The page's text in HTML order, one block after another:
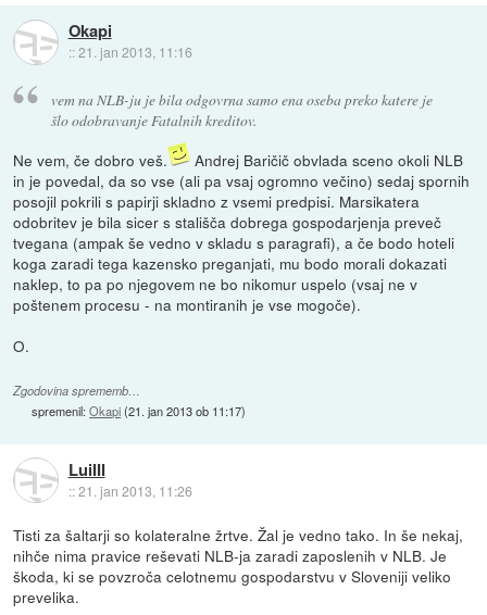
Okapi
::21. jan 2013, 11:16
vem na NLB-ju je bila odgovrna samo ena oseba preko katere je
šlo odobravanje Fatalnih kreditov.
Ne vem, če dobro veš.
Andrej Baričič obvlada sceno okoli NLB
in je povedal, da so vse (ali pa vsaj ogromno večino) sedaj spornih
posojil pokrili s papirji skladno z vsemi predpisi. Marsikatera
odobritev je bila sicer s stališča dobrega gospodarjenja preveč
tvegana (ampak še vedno v skladu s paragrafi), a če bodo hoteli
koga zaradi tega kazensko preganjati, mu bodo morali dokazati
naklep, to pa po njegovem ne bo nikomur uspelo (vsaj ne v
poštenem procesu - na montiranih je vse mogoče).
O.
Zgodovina sprememb…
spremenil:Okapi(21. jan 2013 ob 11:17)
LuiIII
::21. jan 2013, 11:26
Tisti za šaltarji so kolateralne žrtve. Žal je vedno tako. In še nekaj,
nihče nima pravice reševati NLB-ja zaradi zaposlenih v NLB. Je
škoda, ki se povzroča celotnemu gospodarstvu v Sloveniji veliko
prevelika.